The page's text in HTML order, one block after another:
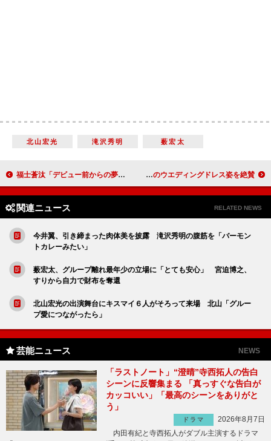
北山宏光 滝沢秀明 薮宏太
福士蒼汰「デビュー前からの夢がかなった」 『ストロボ・エッジ』完成披露で笑顔 ＴＡＫＡＨＩＲＯ「キスさせていただきました」 ミランダ・カーのウエディングドレス姿を絶賛
関連ニュース RELATED NEWS
今井翼、引き締まった肉体美を披露 滝沢秀明の腹筋を「バーモン
トカレーみたい」
薮宏太、グループ離れ最年少の立場に「とても安心」 宮迫博之、
すりから自力で財布を奪還
北山宏光の出演舞台にキスマイ６人がそろって来場 北山「グルー
プ愛につながったら」
芸能ニュース NEWS
「ラストノート」“澄晴”寺西拓人の告白
シーンに反響集まる 「真っすぐな告白が
カッコいい」「最高のシーンをありがと
う」
ドラマ
2026年8月7日
内田有紀と寺西拓人がダブル主演するドラマ